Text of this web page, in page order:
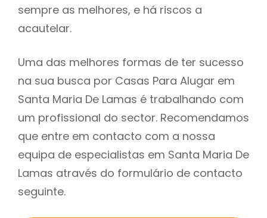
sempre as melhores, e há riscos a
acautelar.
Uma das melhores formas de ter sucesso
na sua busca por Casas Para Alugar em
Santa Maria De Lamas é trabalhando com
um profissional do sector. Recomendamos
que entre em contacto com a nossa
equipa de especialistas em Santa Maria De
Lamas através do formulário de contacto
seguinte.